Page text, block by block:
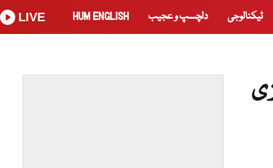
ٹیکنالوجی دلچسپ و عجیب HUM ENGLISH
LIVE